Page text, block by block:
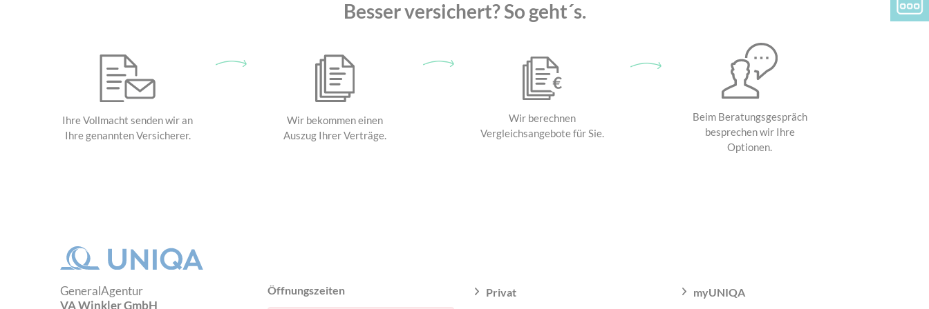
Besser versichert? So geht´s.
Ihre Vollmacht senden wir an
Ihre genannten Versicherer.
Wir bekommen einen
Auszug Ihrer Verträge.
Wir berechnen
Vergleichsangebote für Sie.
Beim Beratungsgespräch
besprechen wir Ihre
Optionen.
GeneralAgentur
VA Winkler GmbH
Öffnungszeiten Privat myUNIQA